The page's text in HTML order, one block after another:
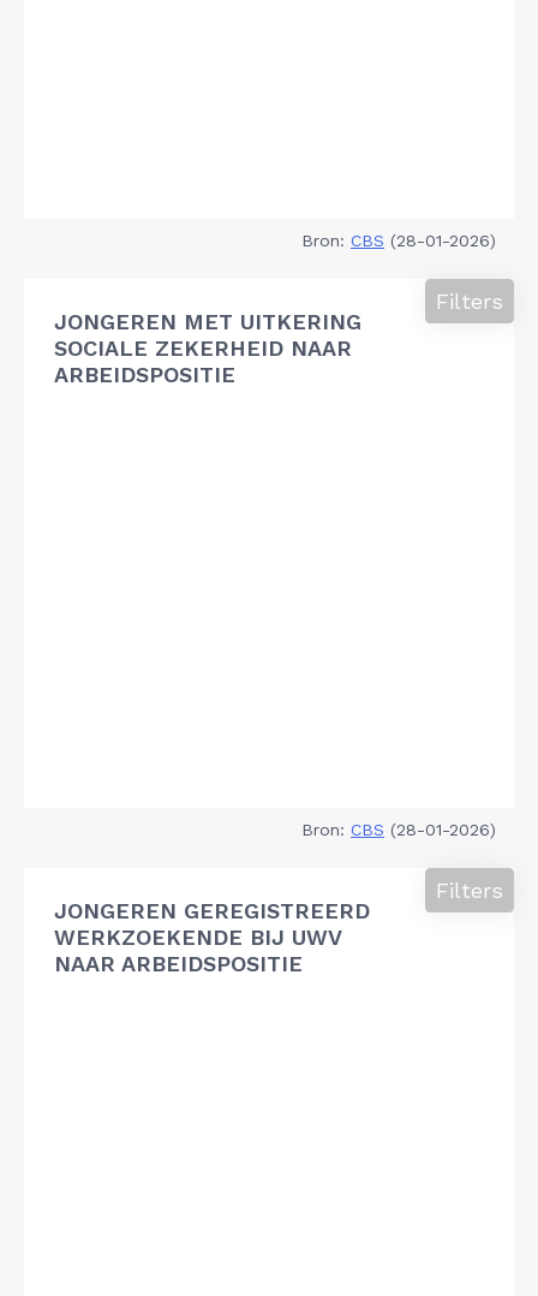
Bron: CBS (28-01-2026)
JONGEREN MET UITKERING
SOCIALE ZEKERHEID NAAR
ARBEIDSPOSITIE
Filters
Bron: CBS (28-01-2026)
JONGEREN GEREGISTREERD
WERKZOEKENDE BIJ UWV
NAAR ARBEIDSPOSITIE
Filters